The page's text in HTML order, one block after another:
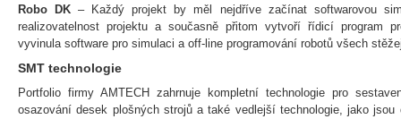
Robo DK – Každý projekt by měl nejdříve začínat softwarovou
realizovatelnost projektu a současně přitom vytvoří řídicí program
vyvinula software pro simulaci a off-line programování robotů všech
SMT technologie
Portfolio firmy AMTECH zahrnuje kompletní technologie pro
osazování desek plošných strojů a také vedlejší technologie, jako jsou